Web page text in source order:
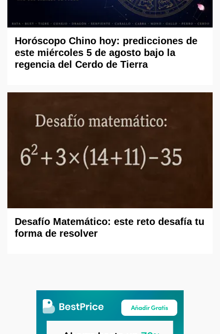
Horóscopo Chino hoy: predicciones de
este miércoles 5 de agosto bajo la
regencia del Cerdo de Tierra
Desafío Matemático: este reto desafía tu
forma de resolver